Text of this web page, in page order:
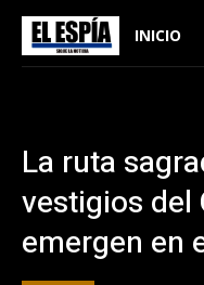
INICIO
La ruta
vestigios del
emergen en